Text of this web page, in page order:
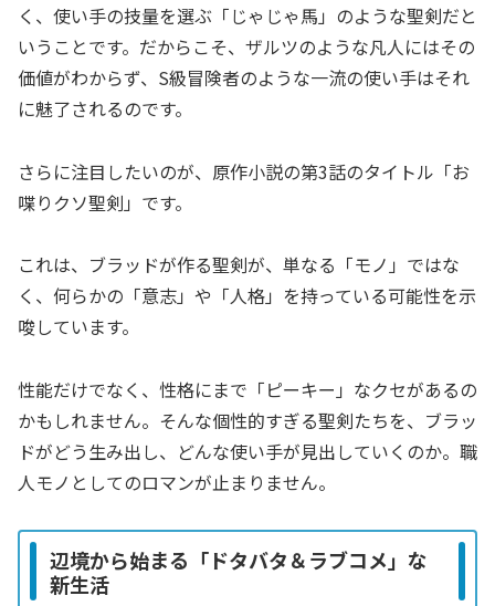
く、使い手の技量を選ぶ「じゃじゃ馬」のような聖剣だと
いうことです。だからこそ、ザルツのような凡人にはその
価値がわからず、S級冒険者のような一流の使い手はそれ
に魅了されるのです。
さらに注目したいのが、原作小説の第3話のタイトル「お
喋りクソ聖剣」です。
これは、ブラッドが作る聖剣が、単なる「モノ」ではな
く、何らかの「意志」や「人格」を持っている可能性を示
唆しています。
性能だけでなく、性格にまで「ピーキー」なクセがあるの
かもしれません。そんな個性的すぎる聖剣たちを、ブラッ
ドがどう生み出し、どんな使い手が見出していくのか。職
人モノとしてのロマンが止まりません。
辺境から始まる「ドタバタ＆ラブコメ」な
新生活